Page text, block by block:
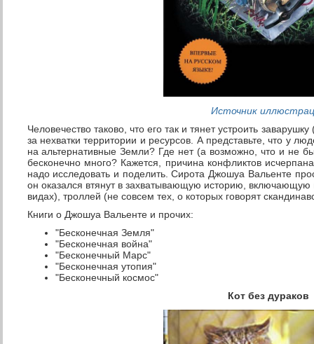
Источник
Человечество таково, что его так и тянет устроить
за нехватки территории и ресурсов. А представьте, что у
на альтернативные Земли? Где нет (а возможно, что и не
бесконечно много? Кажется, причина конфликтов
надо исследовать и поделить. Сирота Джошуа Вальенте
он оказался втянут в захватывающую историю, включающую
видах), троллей (не совсем тех, о которых говорят
Книги о Джошуа Вальенте и прочих:
"Бесконечная Земля"
"Бесконечная война"
"Бесконечный Марс"
"Бесконечная утопия"
"Бесконечный космос"
Кот без дураков